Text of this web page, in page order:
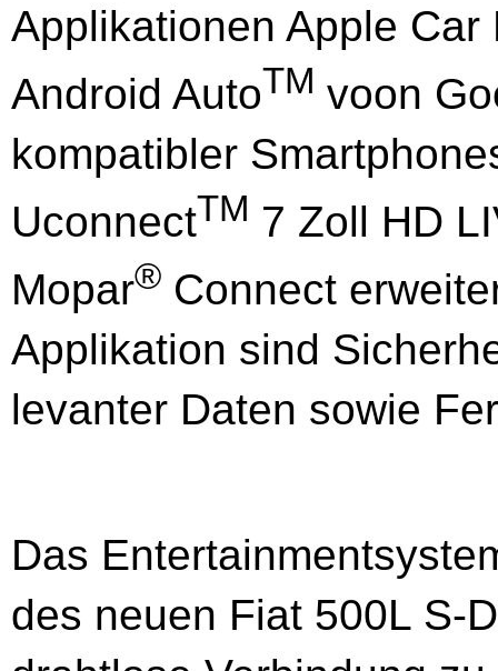
Applikationen Apple Car
Android AutoTM voon
kompatibler
UconnectTM 7 Zoll HD
Mopar® Connect
Applikation sind
levanter Daten sowie
Das
des neuen Fiat 500L S-